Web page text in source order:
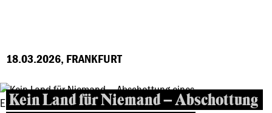
18.03.2026, FRANKFURT
Kein Land für Niemand – Abschottung